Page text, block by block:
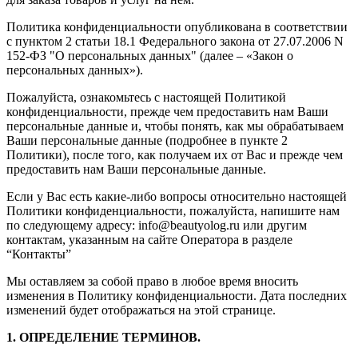
Политика конфиденциальности опубликована в соответствии
с пунктом 2 статьи 18.1 Федерального закона от 27.07.2006 N
152-ФЗ "О персональных данных" (далее – «Закон о
персональных данных»).
Пожалуйста, ознакомьтесь с настоящей Политикой
конфиденциальности, прежде чем предоставить нам Ваши
персональные данные и, чтобы понять, как мы обрабатываем
Ваши персональные данные (подробнее в пункте 2
Политики), после того, как получаем их от Вас и прежде чем
предоставить нам Ваши персональные данные.
Если у Вас есть какие-либо вопросы относительно настоящей
Политики конфиденциальности, пожалуйста, напишите нам
по следующему адресу: info@beautyolog.ru или другим
контактам, указанным на сайте Оператора в разделе
“Контакты”
Мы оставляем за собой право в любое время вносить
изменения в Политику конфиденциальности. Дата последних
изменений будет отображаться на этой странице.
1. ОПРЕДЕЛЕНИЕ ТЕРМИНОВ.